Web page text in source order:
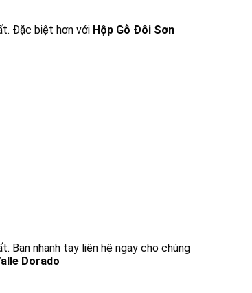
Đặc biệt hơn với Hộp Gỗ Đôi Sơn
Bạn nhanh tay liên hệ ngay cho chúng
Dorado